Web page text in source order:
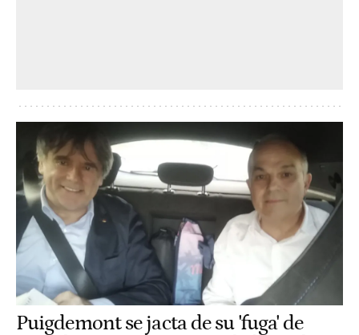
Puigdemont se jacta de su 'fuga' de